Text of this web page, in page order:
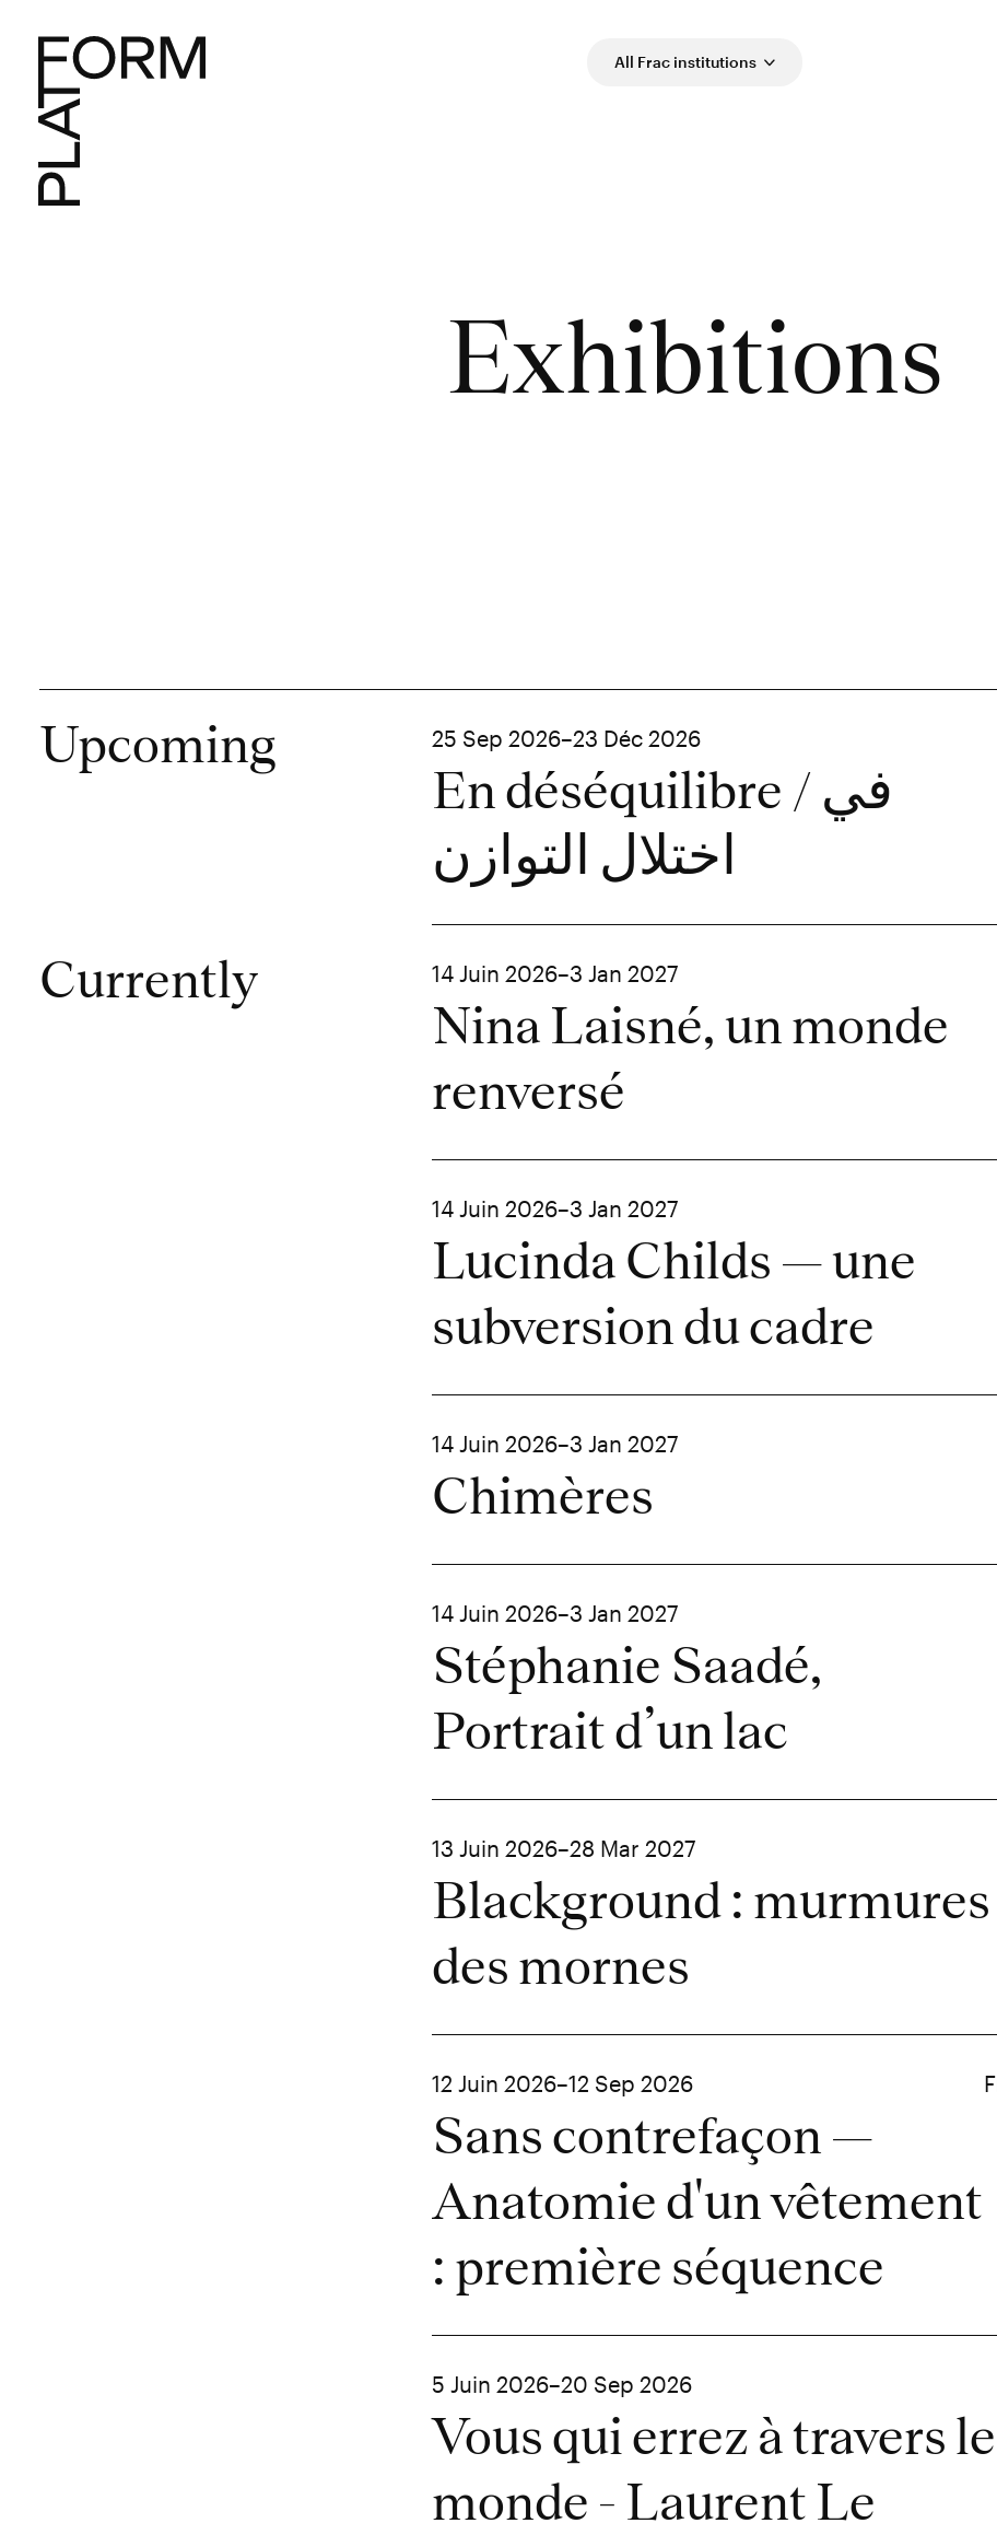
All Frac institutions
Exhibitions
Upcoming 25 Sep 2026–23 Déc 2026
En déséquilibre / في
اختلال التوازن
Currently 14 Juin 2026–3 Jan 2027
Nina Laisné, un monde
renversé
14 Juin 2026–3 Jan 2027
Lucinda Childs — une
subversion du cadre
14 Juin 2026–3 Jan 2027
Chimères
14 Juin 2026–3 Jan 2027
Stéphanie Saadé,
Portrait d’un lac
13 Juin 2026–28 Mar 2027
Blackground : murmures
des mornes
12 Juin 2026–12 Sep 2026
Sans contrefaçon —
Anatomie d'un vêtement
: première séquence
5 Juin 2026–20 Sep 2026
Vous qui errez à travers le
monde - Laurent Le